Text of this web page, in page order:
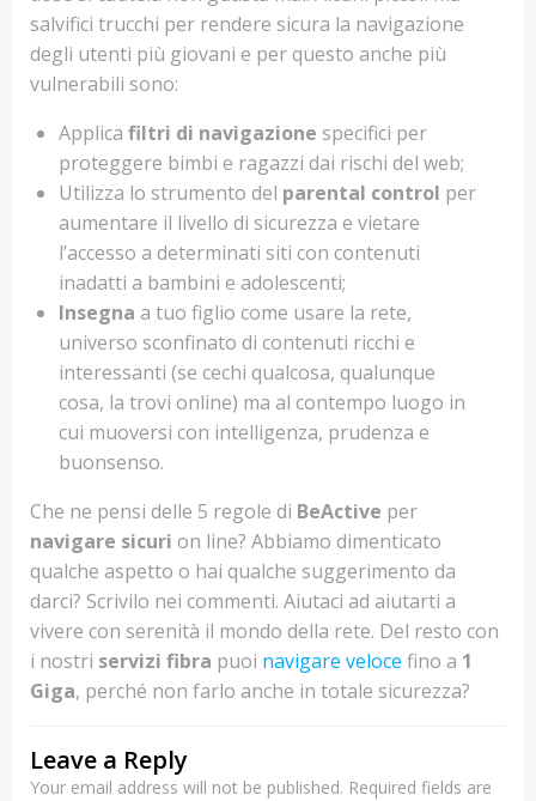
salvifici trucchi per rendere sicura la navigazione
degli utenti più giovani e per questo anche più
vulnerabili sono:
Applica filtri di navigazione specifici per
proteggere bimbi e ragazzi dai rischi del web;
Utilizza lo strumento del parental control per
aumentare il livello di sicurezza e vietare
l’accesso a determinati siti con contenuti
inadatti a bambini e adolescenti;
Insegna a tuo figlio come usare la rete,
universo sconfinato di contenuti ricchi e
interessanti (se cechi qualcosa, qualunque
cosa, la trovi online) ma al contempo luogo in
cui muoversi con intelligenza, prudenza e
buonsenso.
Che ne pensi delle 5 regole di BeActive per
navigare sicuri on line? Abbiamo dimenticato
qualche aspetto o hai qualche suggerimento da
darci? Scrivilo nei commenti. Aiutaci ad aiutarti a
vivere con serenità il mondo della rete. Del resto con
i nostri servizi fibra puoi navigare veloce fino a 1
Giga, perché non farlo anche in totale sicurezza?
Leave a Reply
Your email address will not be published. Required fields are